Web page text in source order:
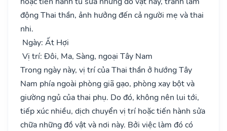
động Thai thần, ảnh hưởng đến cả người mẹ và thai
nhi.
Ngày: Ất Hợi
Vị trí: Đôi, Ma, Sàng, ngoại Tây Nam
Trong ngày này, vị trí của Thai thần ở hướng Tây
Nam phía ngoài phòng giã gạo, phòng xay bột và
giường ngủ của thai phụ. Do đó, không nên lui tới,
tiếp xúc nhiều, dịch chuyển vị trí hoặc tiến hành sửa
chữa những đồ vật và nơi này. Bởi việc làm đó có